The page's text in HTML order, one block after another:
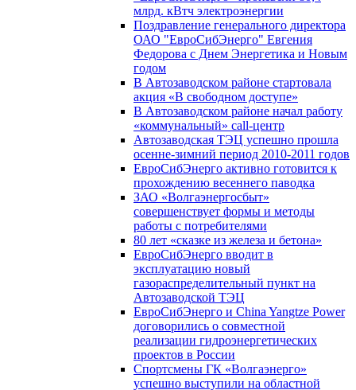
млрд. кВтч электроэнергии
Поздравление генерального директора
ОАО "ЕвроСибЭнерго" Евгения
Федорова с Днем Энергетика и Новым
годом
В Автозаводском районе стартовала
акция «В свободном доступе»
В Автозаводском районе начал работу
«коммунальный» call-центр
Автозаводская ТЭЦ успешно прошла
осенне-зимний период 2010-2011 годов
ЕвроСибЭнерго активно готовится к
прохождению весеннего паводка
ЗАО «Волгаэнергосбыт»
совершенствует формы и методы
работы с потребителями
80 лет «сказке из железа и бетона»
ЕвроСибЭнерго вводит в
эксплуатацию новый
газораспределительный пункт на
Автозаводской ТЭЦ
ЕвроСибЭнерго и China Yangtze Power
договорились о совместной
реализации гидроэнергетических
проектов в России
Спортсмены ГК «Волгаэнерго»
успешно выступили на областной